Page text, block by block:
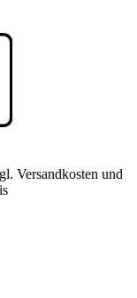
Versandkosten und